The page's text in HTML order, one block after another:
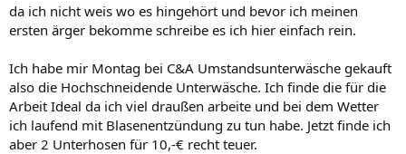
da ich nicht weis wo es hingehört und bevor ich meinen
ersten ärger bekomme schreibe es ich hier einfach rein.
Ich habe mir Montag bei C&A Umstandsunterwäsche gekauft
also die Hochschneidende Unterwäsche. Ich finde die für die
Arbeit Ideal da ich viel draußen arbeite und bei dem Wetter
ich laufend mit Blasenentzündung zu tun habe. Jetzt finde ich
aber 2 Unterhosen für 10,-€ recht teuer.